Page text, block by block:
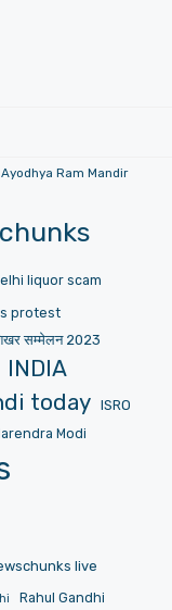
Ayodhya Ram Mandir
chunks
liquor scam
protest
सम्मेलन 2023
INDIA
today
ISRO
Modi
live
Rahul Gandhi